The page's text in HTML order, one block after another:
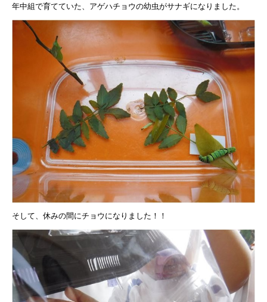
年中組で育てていた、アゲハチョウの幼虫がサナギになりました。
そして、休みの間にチョウになりました！！